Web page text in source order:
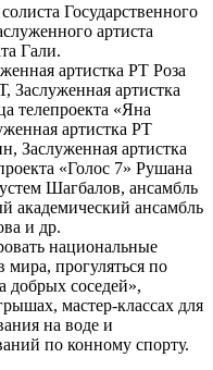
Государственного
артиста
Гали.
артистка РТ Роза
Заслуженная артистка
телепроекта «Яна
артистка РТ
Заслуженная артистка
«Голос 7» Рушана
Шагбалов, ансамбль
академический ансамбль
и др.
национальные
прогуляться по
добрых соседей»,
мастер-классах для
на воде и
по конному спорту.